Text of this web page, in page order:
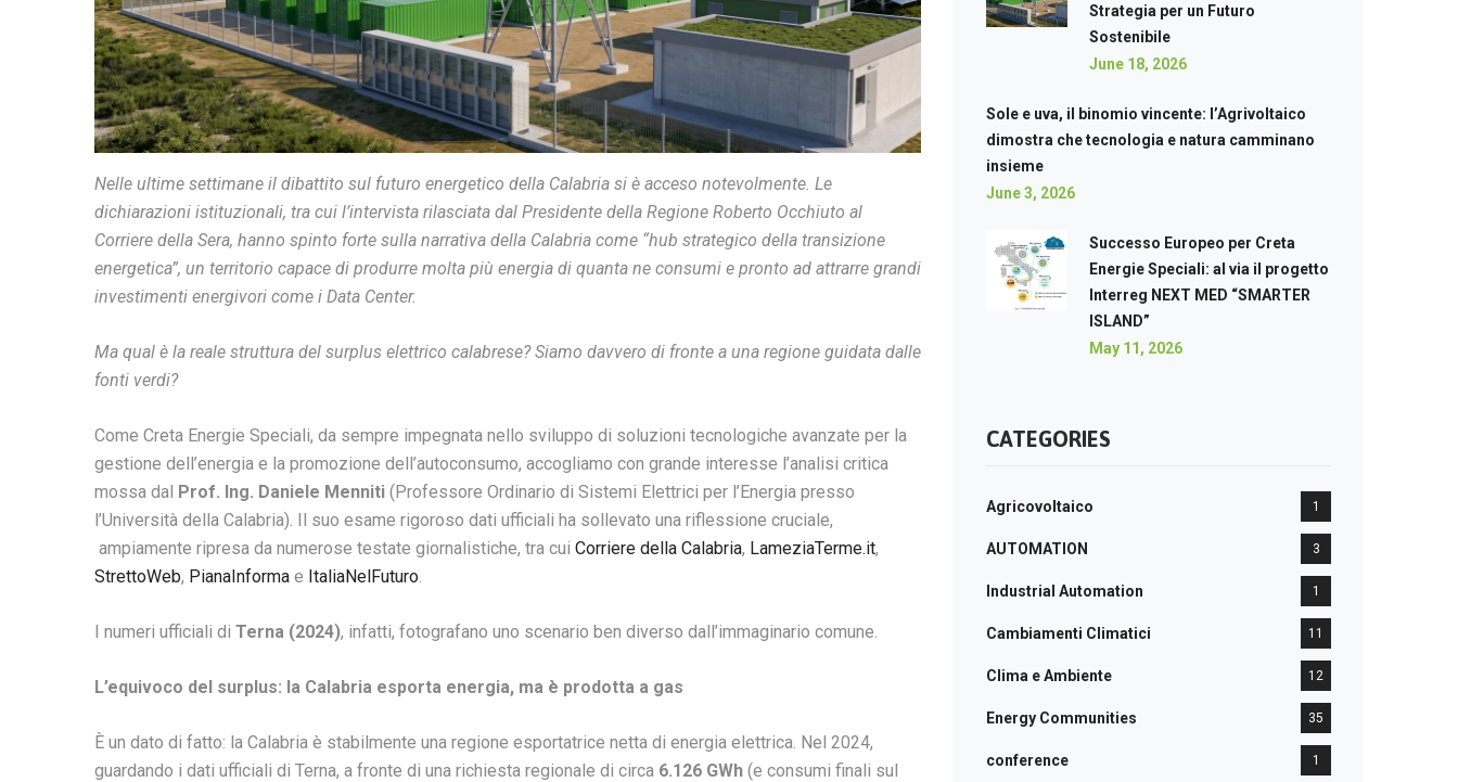
Nelle ultime settimane il dibattito sul futuro energetico della Calabria si è acceso notevolmente. Le
dichiarazioni istituzionali, tra cui l’intervista rilasciata dal Presidente della Regione Roberto Occhiuto al
Corriere della Sera, hanno spinto forte sulla narrativa della Calabria come “hub strategico della transizione
energetica”, un territorio capace di produrre molta più energia di quanta ne consumi e pronto ad attrarre grandi
investimenti energivori come i Data Center.
Ma qual è la reale struttura del surplus elettrico calabrese? Siamo davvero di fronte a una regione guidata dalle
fonti verdi?
Come Creta Energie Speciali, da sempre impegnata nello sviluppo di soluzioni tecnologiche avanzate per la
gestione dell’energia e la promozione dell’autoconsumo, accogliamo con grande interesse l’analisi critica
mossa dal Prof. Ing. Daniele Menniti (Professore Ordinario di Sistemi Elettrici per l’Energia presso
l’Università della Calabria). Il suo esame rigoroso dati ufficiali ha sollevato una riflessione cruciale,
ampiamente ripresa da numerose testate giornalistiche, tra cui Corriere della Calabria, LameziaTerme.it,
StrettoWeb, PianaInforma e ItaliaNelFuturo.
I numeri ufficiali di Terna (2024), infatti, fotografano uno scenario ben diverso dall’immaginario comune.
L’equivoco del surplus: la Calabria esporta energia, ma è prodotta a gas
È un dato di fatto: la Calabria è stabilmente una regione esportatrice netta di energia elettrica. Nel 2024,
guardando i dati ufficiali di Terna, a fronte di una richiesta regionale di circa 6.126 GWh (e consumi finali sul
Strategia per un Futuro
Sostenibile
June 18, 2026
Sole e uva, il binomio vincente: l’Agrivoltaico
dimostra che tecnologia e natura camminano
insieme
June 3, 2026
Successo Europeo per Creta
Energie Speciali: al via il progetto
Interreg NEXT MED “SMARTER
ISLAND”
May 11, 2026
CATEGORIES
Agricovoltaico 1
AUTOMATION 3
Industrial Automation 1
Cambiamenti Climatici 11
Clima e Ambiente 12
Energy Communities 35
conference 1